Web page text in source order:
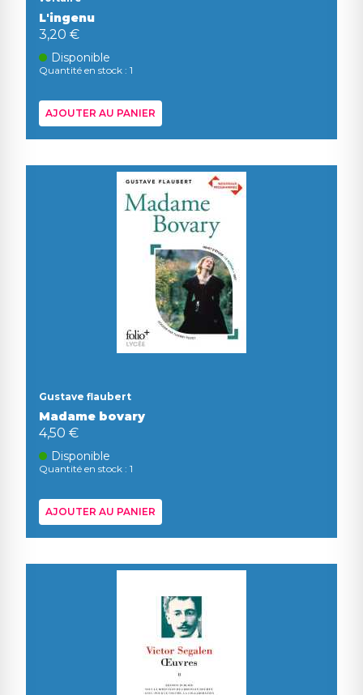
L'ingenu
3,20 €
Disponible
Quantité en stock : 1
AJOUTER AU PANIER
Gustave flaubert
Madame bovary
4,50 €
Disponible
Quantité en stock : 1
AJOUTER AU PANIER